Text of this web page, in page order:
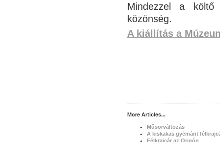
Mindezzel a költő
közönség.
A kiállítás a
More Articles...
Műsorváltozás
A kiskakas gyémánt
Félkrajcár az Origón